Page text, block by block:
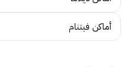
أماكن فيتنام